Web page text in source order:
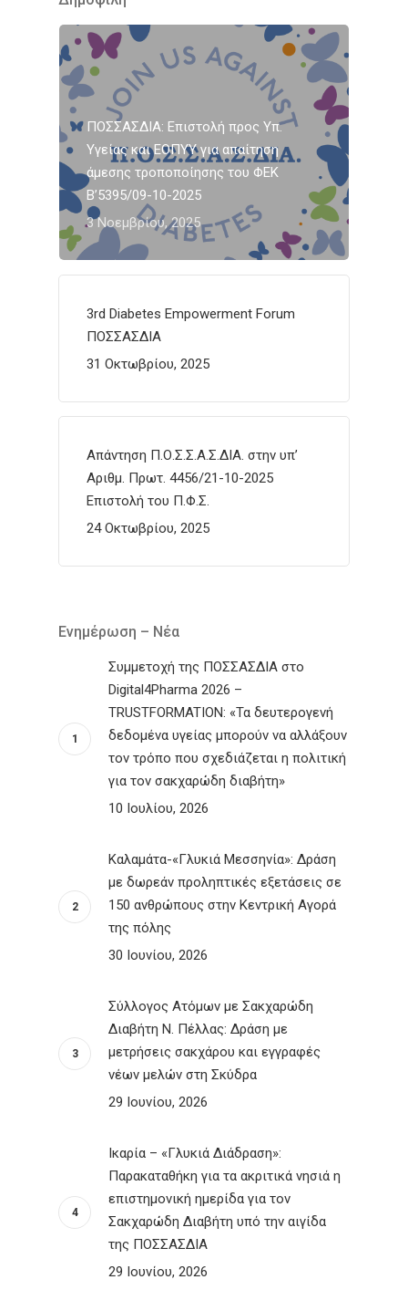
ΠΟΣΣΑΣΔΙΑ: Επιστολή προς Υπ.
Υγείας και ΕΟΠΥΥ για απαίτηση
άμεσης τροποποίησης του ΦΕΚ
Β’5395/09-10-2025
3 Νοεμβρίου, 2025
3rd Diabetes Empowerment Forum
ΠΟΣΣΑΣΔΙΑ
31 Οκτωβρίου, 2025
Απάντηση Π.Ο.Σ.Σ.Α.Σ.ΔΙΑ. στην υπ’
Αριθμ. Πρωτ. 4456/21-10-2025
Επιστολή του Π.Φ.Σ.
24 Οκτωβρίου, 2025
Ενημέρωση – Νέα
Συμμετοχή της ΠΟΣΣΑΣΔΙΑ στο
Digital4Pharma 2026 –
TRUSTFORMATION: «Τα δευτερογενή
δεδομένα υγείας μπορούν να αλλάξουν
τον τρόπο που σχεδιάζεται η πολιτική
για τον σακχαρώδη διαβήτη»
10 Ιουλίου, 2026
Καλαμάτα-«Γλυκιά Μεσσηνία»: Δράση
με δωρεάν προληπτικές εξετάσεις σε
150 ανθρώπους στην Κεντρική Αγορά
της πόλης
30 Ιουνίου, 2026
Σύλλογος Ατόμων με Σακχαρώδη
Διαβήτη Ν. Πέλλας: Δράση με
μετρήσεις σακχάρου και εγγραφές
νέων μελών στη Σκύδρα
29 Ιουνίου, 2026
Ικαρία – «Γλυκιά Διάδραση»:
Παρακαταθήκη για τα ακριτικά νησιά η
επιστημονική ημερίδα για τον
Σακχαρώδη Διαβήτη υπό την αιγίδα
της ΠΟΣΣΑΣΔΙΑ
29 Ιουνίου, 2026